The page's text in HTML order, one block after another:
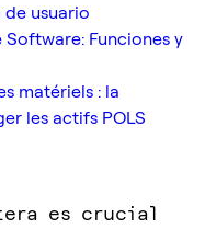
usuario
Funciones y
matériels : la
les actifs POLS
es crucial